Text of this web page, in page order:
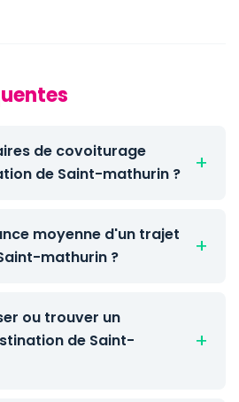
de covoiturage
de Saint-mathurin ?
moyenne d'un trajet
mathurin ?
ou trouver un
de Saint-